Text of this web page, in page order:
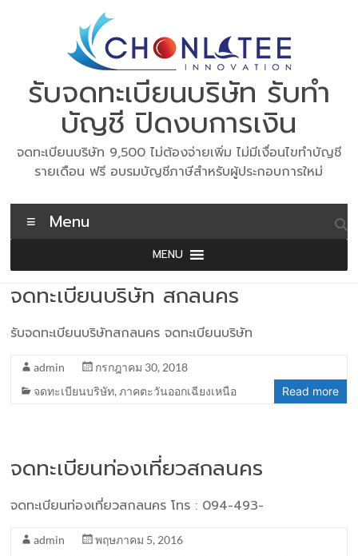
รับจดทะเบียนบริษัท รับทำ
บัญชี ปิดงบการเงิน
จดทะเบียนบริษัท 9,500 ไม่ต้องจ่ายเพิ่ม ไม่มีเงื่อนไขทำบัญชี
รายเดือน ฟรี อบรมบัญชีภาษีสำหรับผู้ประกอบการใหม่
Menu
MENU
จดทะเบียนบริษัท สกลนคร
รับจดทะเบียนบริษัทสกลนคร จดทะเบียนบริษัท
admin
กรกฎาคม 30, 2018
จดทะเบียนบริษัท,ภาคตะวันออกเฉียงเหนือ Read more
จดทะเบียนท่องเที่ยวสกลนคร
จดทะเบียนท่องเที่ยวสกลนคร โทร : 094-493-
admin
พฤษภาคม 5, 2016